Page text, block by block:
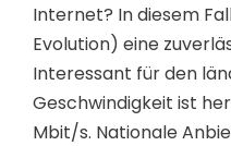
Internet? In diesem
Evolution) eine
Interessant für den
Geschwindigkeit ist
Mbit/s. Nationale